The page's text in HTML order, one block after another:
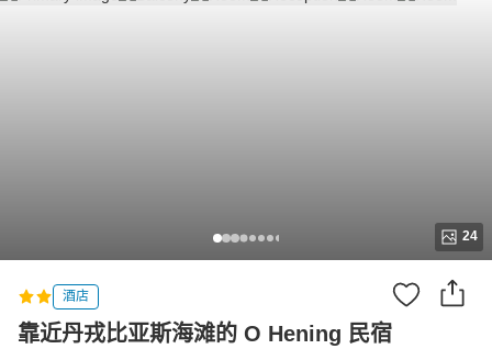
24
酒店
靠近丹戎比亚斯海滩的 O Hening 民宿